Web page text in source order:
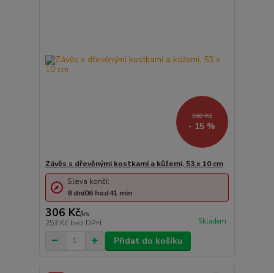
360 Kč
- 15 %
Závěs s dřevěnými kostkami a kůžemi, 53 x 10 cm
306 Kč/ks
253 Kč bez DPH Skladem
Sleva končí:
8 dní06 hod41 min
Přidat do košíku